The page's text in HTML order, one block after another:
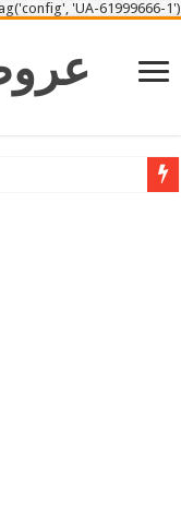
'UA-61999666-1');